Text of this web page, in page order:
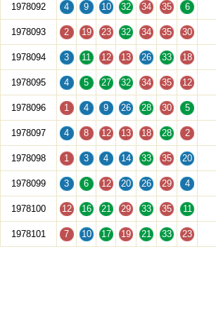
1978092 4 9 10 32 34 35 6
1978093 2 19 23 32 34 35 30
1978094 3 11 12 13 26 33 18
1978095 4 5 27 32 34 35 12
1978096 1 4 9 26 28 30 5
1978097 4 8 12 13 18 28 2
1978098 1 3 4 14 33 35 20
1978099 3 6 12 20 26 29 4
1978100 12 16 21 29 33 35 11
1978101 7 10 17 19 21 33 23